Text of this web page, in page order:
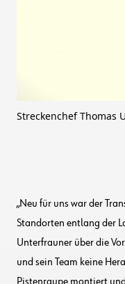
Streckenchef Thomas
„Neu für uns war der
Standorten entlang der
Unterfrauner über die
und sein Team keine